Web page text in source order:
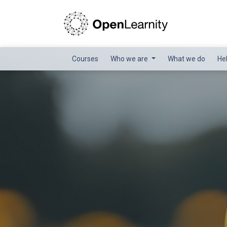
Courses Who we are What we do